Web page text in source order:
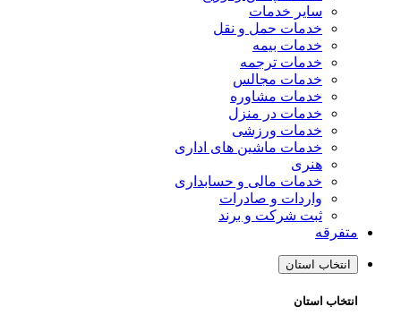
سایر خدمات
خدمات حمل و نقل
خدمات بیمه
خدمات ترجمه
خدمات مجالس
خدمات مشاوره
خدمات در منزل
خدمات ورزشی
خدمات ماشین های اداری
هنری
خدمات مالی و حسابداری
واردات و صادرات
ثبت شرکت و برند
متفرقه
انتخاب استان
انتخاب استان